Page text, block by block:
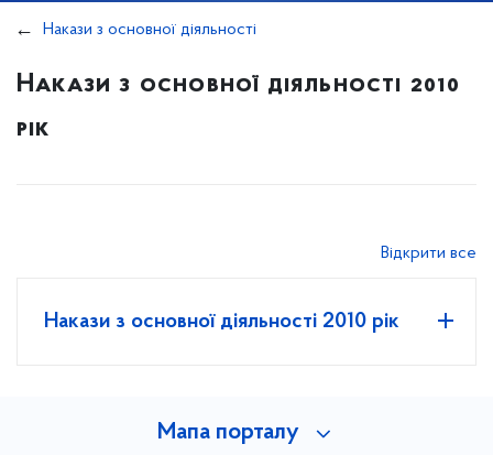
Накази з основної діяльності
Накази з основної діяльності 2010
рік
Відкрити все
Накази з основної діяльності 2010 рік
Мапа порталу